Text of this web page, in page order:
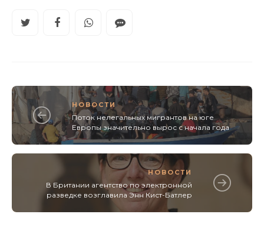
НОВОСТИ
Поток нелегальных мигрантов на юге
Европы значительно вырос с начала года
НОВОСТИ
В Британии агентство по электронной
разведке возглавила Энн Кист-Батлер